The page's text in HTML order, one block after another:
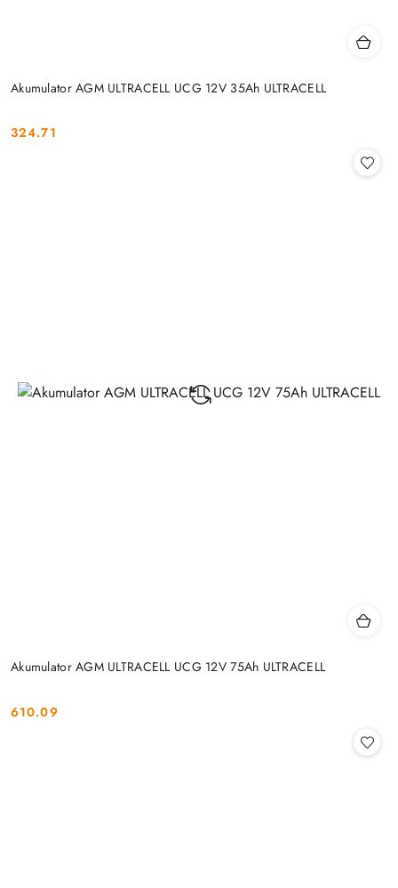
Akumulator AGM ULTRACELL UCG 12V 35Ah ULTRACELL
Cena:
324.71
Akumulator AGM ULTRACELL UCG 12V 75Ah ULTRACELL
Cena:
610.09